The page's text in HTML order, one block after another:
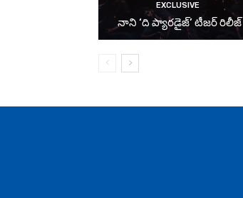
EXCLUSIVE
నాని ‘ది ప్యారడైజ్’ టీజర్‌ రిలీజ్